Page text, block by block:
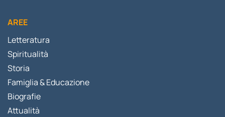
AREE
Letteratura
Spiritualità
Storia
Famiglia & Educazione
Biografie
Attualità